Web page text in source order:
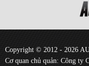
Copyright © 2012 - 2026
Cơ quan chủ quản: Công ty